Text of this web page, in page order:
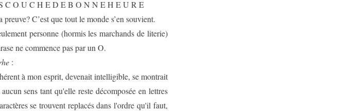
C O U C H E D E B O N N E H E U R E
C’est que tout le monde s’en souvient.
personne (hormis les marchands de literie)
ne commence pas par un O.
:
à mon esprit, devenait intelligible, se montrait
sens tant qu'elle reste décomposée en lettres
se trouvent replacés dans l'ordre qu'il faut,